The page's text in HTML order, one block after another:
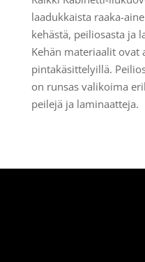
laadukkaista raaka-
kehästä, peiliosasta ja
Kehän materiaalit ovat
pintakäsittelyillä.
on runsas valikoima
peilejä ja laminaatteja.